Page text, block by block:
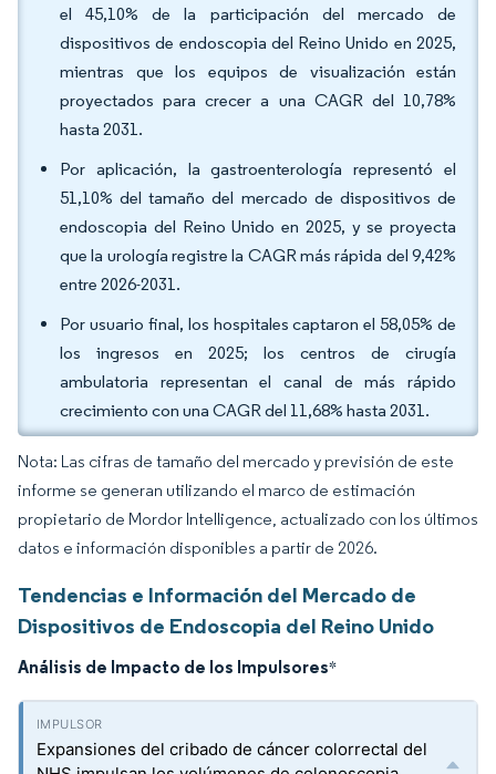
el 45,10% de la participación del mercado de
dispositivos de endoscopia del Reino Unido en 2025,
mientras que los equipos de visualización están
proyectados para crecer a una CAGR del 10,78%
hasta 2031.
Por aplicación, la gastroenterología representó el
51,10% del tamaño del mercado de dispositivos de
endoscopia del Reino Unido en 2025, y se proyecta
que la urología registre la CAGR más rápida del 9,42%
entre 2026-2031.
Por usuario final, los hospitales captaron el 58,05% de
los ingresos en 2025; los centros de cirugía
ambulatoria representan el canal de más rápido
crecimiento con una CAGR del 11,68% hasta 2031.
Nota: Las cifras de tamaño del mercado y previsión de este
informe se generan utilizando el marco de estimación
propietario de Mordor Intelligence, actualizado con los últimos
datos e información disponibles a partir de 2026.
Tendencias e Información del Mercado de
Dispositivos de Endoscopia del Reino Unido
Análisis de Impacto de los Impulsores*
Expansiones del cribado de cáncer colorrectal del